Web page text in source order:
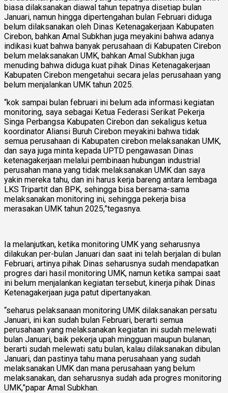
biasa dilaksanakan diawal tahun tepatnya disetiap bulan
Januari, namun hingga dipertengahan bulan Februari diduga
belum dilaksanakan oleh Dinas Ketenagakerjaan Kabupaten
Cirebon, bahkan Amal Subkhan juga meyakini bahwa adanya
indikasi kuat bahwa banyak perusahaan di Kabupaten Cirebon
belum melaksanakan UMK, bahkan Amal Subkhan juga
menuding bahwa diduga kuat pihak Dinas Ketenagakerjaan
Kabupaten Cirebon mengetahui secara jelas perusahaan yang
belum menjalankan UMK tahun 2025.
“kok sampai bulan februari ini belum ada informasi kegiatan
monitoring, saya sebagai Ketua Federasi Serikat Pekerja
Singa Perbangsa Kabupaten Cirebon dan sekaligus ketua
koordinator Aliansi Buruh Cirebon meyakini bahwa tidak
semua perusahaan di Kabupaten cirebon melaksanakan UMK,
dan saya juga minta kepada UPTD pengawasan Dinas
ketenagakerjaan melalui pembinaan hubungan industrial
perusahan mana yang tidak melaksanakan UMK dan saya
yakin mereka tahu, dan ini harus kerja bareng antara lembaga
LKS Tripartit dan BPK, sehingga bisa bersama-sama
melaksanakan monitoring ini, sehingga pekerja bisa
merasakan UMK tahun 2025,”tegasnya.
Ia melanjutkan, ketika monitoring UMK yang seharusnya
dilakukan per-bulan Januari dan saat ini telah berjalan di bulan
Februari, artinya pihak Dinas seharusnya sudah mendapatkan
progres dari hasil monitoring UMK, namun ketika sampai saat
ini belum menjalankan kegiatan tersebut, kinerja pihak Dinas
Ketenagakerjaan juga patut dipertanyakan.
“seharus pelaksanaan monitoring UMK dilaksanakan persatu
Januari, ini kan sudah bulan Februari, berarti semua
perusahaan yang melaksanakan kegiatan ini sudah melewati
bulan Januari, baik pekerja upah mingguan maupun bulanan,
berarti sudah melewati satu bulan, kalau dilaksanakan dibulan
Januari, dan pastinya tahu mana perusahaan yang sudah
melaksanakan UMK dan mana perusahaan yang belum
melaksanakan, dan seharusnya sudah ada progres monitoring
UMK,”papar Amal Subkhan.